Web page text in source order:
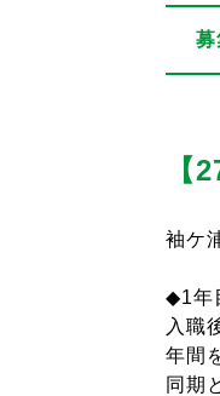
募
【
袖ケ
◆1年
入職
年間
同期